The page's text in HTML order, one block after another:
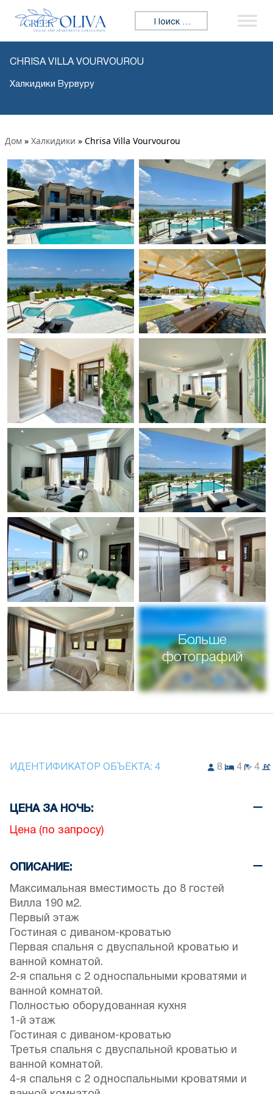
Искать:
CHRISA VILLA VOURVOUROU
Халкидики Вурвуру
Дом » Халкидики » Chrisa Villa Vourvourou
Больше
фотографий
ИДЕНТИФИКАТОР ОБЪЕКТА: 4 8 4 4
ЦЕНА ЗА НОЧЬ:
Цена (по запросу)
ОПИСАНИЕ:
Максимальная вместимость до 8 гостей
Вилла 190 м2.
Первый этаж
Гостиная с диваном-кроватью
Первая спальня с двуспальной кроватью и
ванной комнатой.
2-я спальня с 2 односпальными кроватями и
ванной комнатой.
Полностью оборудованная кухня
1-й этаж
Гостиная с диваном-кроватью
Третья спальня с двуспальной кроватью и
ванной комнатой.
4-я спальня с 2 односпальными кроватями и